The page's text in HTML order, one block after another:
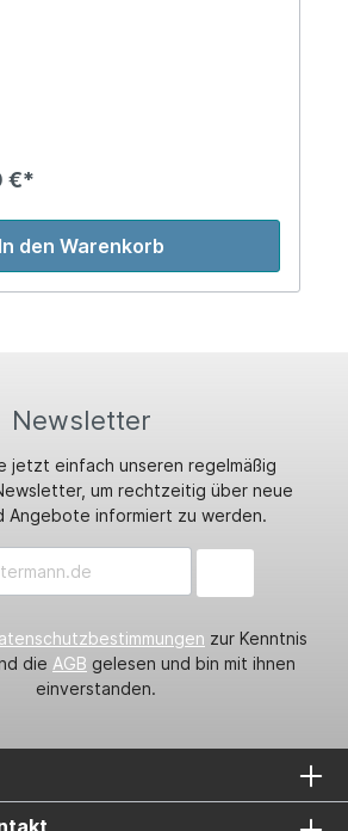
€*
In den Warenkorb
Newsletter
jetzt einfach unseren regelmäßig
um rechtzeitig über neue
Angebote informiert zu werden.
zur Kenntnis
die AGB gelesen und bin mit ihnen
einverstanden.